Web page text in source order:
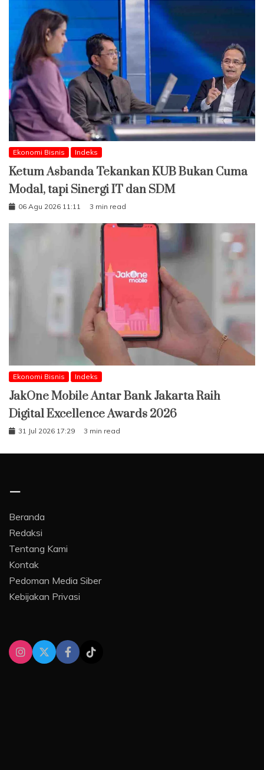
Ekonomi Bisnis Indeks
Ketum Asbanda Tekankan KUB Bukan Cuma
Modal, tapi Sinergi IT dan SDM
06 Agu 2026 11:11 3 min read
Ekonomi Bisnis Indeks
JakOne Mobile Antar Bank Jakarta Raih
Digital Excellence Awards 2026
31 Jul 2026 17:29 3 min read
–
Beranda
Redaksi
Tentang Kami
Kontak
Pedoman Media Siber
Kebijakan Privasi